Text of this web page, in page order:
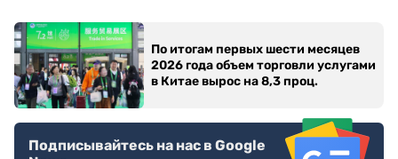
По итогам первых шести месяцев
2026 года объем торговли услугами
в Китае вырос на 8,3 проц.
Подписывайтесь на нас в Google